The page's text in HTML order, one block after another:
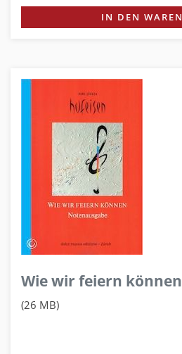
IN DEN
Wie wir feiern können
(26 MB)